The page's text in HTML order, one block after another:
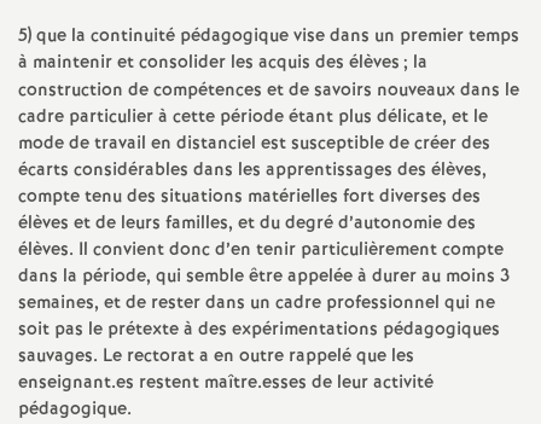
5) que la continuité pédagogique vise dans un premier temps
à maintenir et consolider les acquis des élèves; la
construction de compétences et de savoirs nouveaux dans le
cadre particulier à cette période étant plus délicate, et le
mode de travail en distanciel est susceptible de créer des
écarts considérables dans les apprentissages des élèves,
compte tenu des situations matérielles fort diverses des
élèves et de leurs familles, et du degré d’autonomie des
élèves. Il convient donc d’en tenir particulièrement compte
dans la période, qui semble être appelée à durer au moins 3
semaines, et de rester dans un cadre professionnel qui ne
soit pas le prétexte à des expérimentations pédagogiques
sauvages. Le rectorat a en outre rappelé que les
enseignant.es restent maître.esses de leur activité
pédagogique.